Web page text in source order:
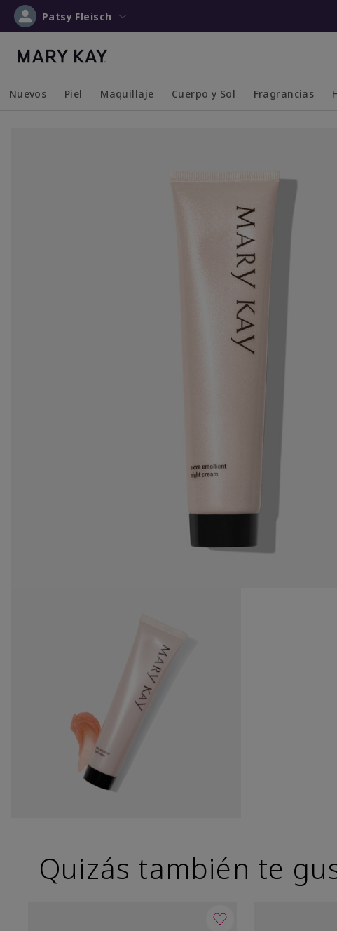
Patsy Fleisch
Nuevos Piel Maquillaje Cuerpo y Sol Fragrancias
Quizás también te